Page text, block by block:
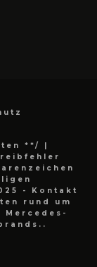
**/
|
- Kontakt
rund um
Mercedes-